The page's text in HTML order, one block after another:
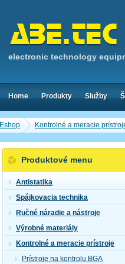
Eshop Kontrolné a meracie
Produktové menu
Antistatika
Spájkovacia technika
Ručné náradie a nástroje
Výrobné materiály
Kontrolné a meracie prístroje
Prístroje na kontrolu BGA
electronic technology
Home Produkty Služby